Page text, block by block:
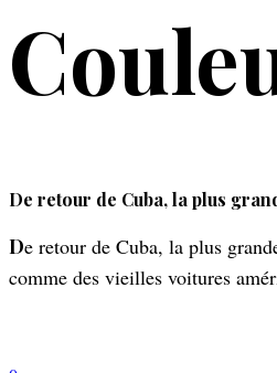
De retour de Cuba, la plus
De retour de Cuba, la plus grande île des caraïbes, je n'ai pas oublié de vous ramener un extrait de l'exquise palette des couleurs locales, nourrie d'architecture hispano-coloniale
comme des vieilles voitures